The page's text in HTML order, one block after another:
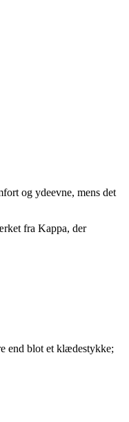
og ydeevne, mens det
fra Kappa, der
end blot et klædestykke;